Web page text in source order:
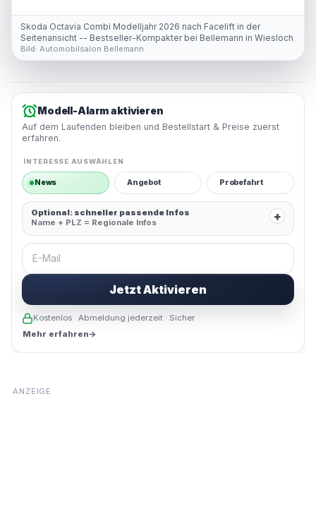
Skoda Octavia Combi Modelljahr 2026 nach Facelift in der
Seitenansicht -- Bestseller-Kompakter bei Bellemann in Wiesloch
Bild: Automobilsalon Bellemann
Modell-Alarm aktivieren
Auf dem Laufenden bleiben und Bestellstart & Preise zuerst
erfahren.
INTERESSE AUSWÄHLEN
News Angebot Probefahrt
Optional: schneller passende Infos
Name + PLZ = Regionale Infos
+
E-Mail
Jetzt Aktivieren
Kostenlos · Abmeldung jederzeit · Sicher
Mehr erfahren→
auf 2027 warten sollte